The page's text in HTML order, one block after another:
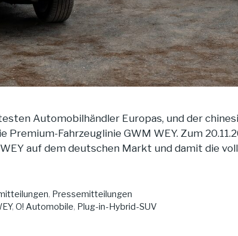
Automobilhändler Europas, und der
Fahrzeuglinie GWM WEY. Zum
auf dem deutschen Markt und damit die
, Pressemitteilungen
,O! Automobile, Plug-in-Hybrid-SUV